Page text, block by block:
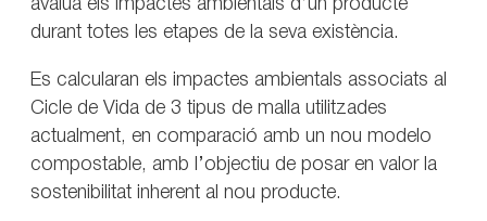
avalua els impactes ambientals d’un producte
durant totes les etapes de la seva existència.
Es calcularan els impactes ambientals associats al
Cicle de Vida de 3 tipus de malla utilitzades
actualment, en comparació amb un nou modelo
compostable, amb l’objectiu de posar en valor la
sostenibilitat inherent al nou producte.